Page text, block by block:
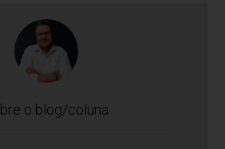
o blog/coluna